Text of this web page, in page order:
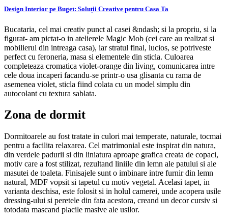
Design Interior pe Buget: Soluții Creative pentru Casa Ta
Bucataria, cel mai creativ punct al casei &ndash; si la propriu, si la
figurat- am pictat-o in atelierele Magic Mob (cei care au realizat si
mobilierul din intreaga casa), iar stratul final, lucios, se potriveste
perfect cu feroneria, masa si elementele din sticla. Culoarea
completeaza cromatica violet-orange din living, comunicarea intre
cele doua incaperi facandu-se printr-o usa glisanta cu rama de
asemenea violet, sticla fiind colata cu un model simplu din
autocolant cu textura sablata.
Zona de dormit
Dormitoarele au fost tratate in culori mai temperate, naturale, tocmai
pentru a facilita relaxarea. Cel matrimonial este inspirat din natura,
din verdele padurii si din liniatura aproape grafica creata de copaci,
motiv care a fost stilizat, rezultand liniile din lemn ale patului si ale
masutei de toaleta. Finisajele sunt o imbinare intre furnir din lemn
natural, MDF vopsit si tapetul cu motiv vegetal. Acelasi tapet, in
varianta deschisa, este folosit si in holul camerei, unde acopera usile
dressing-ului si peretele din fata acestora, creand un decor cursiv si
totodata mascand placile masive ale usilor.